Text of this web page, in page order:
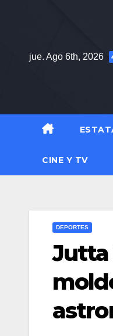
jue. Ago 6th, 2026
CINE Y TV
DEPORTES
Jutta